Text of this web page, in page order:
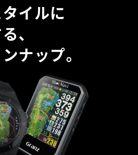
イルに
、
ナップ。